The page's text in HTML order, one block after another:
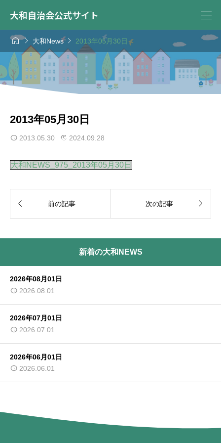
大和自治会公式サイト
 大和News 2013年05月30日
2013年05月30日
2013.05.30 2024.09.28
大和NEWS_975_2013年05月30日
 前の記事 次の記事 
新着の大和NEWS
2026年08月01日
2026.08.01
2026年07月01日
2026.07.01
2026年06月01日
2026.06.01